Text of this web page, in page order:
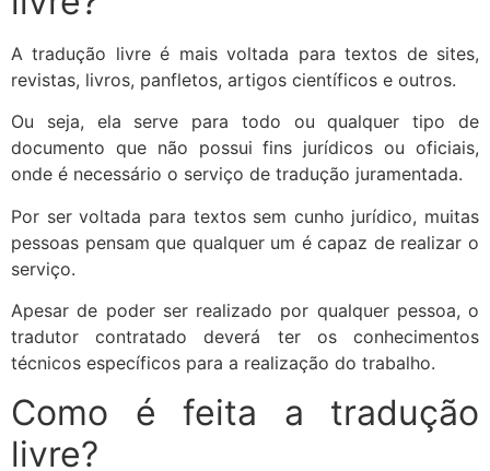
A tradução livre é mais voltada para textos de sites,
revistas, livros, panfletos, artigos científicos e outros.
Ou seja, ela serve para todo ou qualquer tipo de
documento que não possui fins jurídicos ou oficiais,
onde é necessário o serviço de tradução juramentada.
Por ser voltada para textos sem cunho jurídico, muitas
pessoas pensam que qualquer um é capaz de realizar o
serviço.
Apesar de poder ser realizado por qualquer pessoa, o
tradutor contratado deverá ter os conhecimentos
técnicos específicos para a realização do trabalho.
Como é feita a tradução
livre?